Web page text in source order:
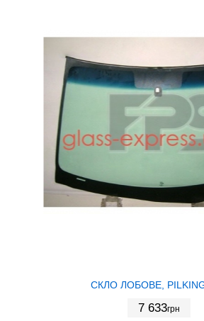
СКЛО ЛОБОВЕ,
7 633грн